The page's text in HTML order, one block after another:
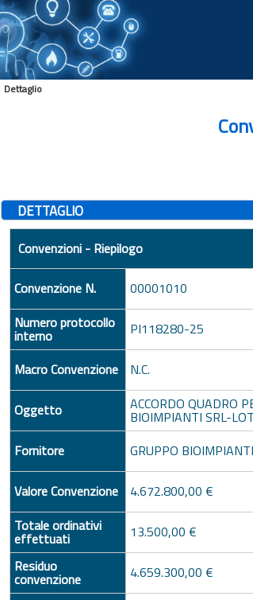
Dettaglio
DETTAGLIO
Convenzioni - Riepilogo
Convenzione N.
00001010
Numero protocollo
interno PI118280-25
Macro Convenzione N.C.
Oggetto ACCORDO QUADRO
BIOIMPIANTI SRL-
Fornitore
GRUPPO
Valore Convenzione
4.672.800,00 €
Totale ordinativi
effettuati
13.500,00 €
Residuo
convenzione
4.659.300,00 €